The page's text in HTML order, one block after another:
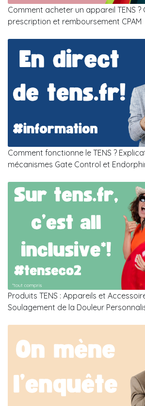
Comment acheter un appareil TENS ?
prescription et remboursement CPAM
Comment fonctionne le TENS ?
mécanismes Gate Control et
Produits TENS : Appareils et
Soulagement de la Douleur